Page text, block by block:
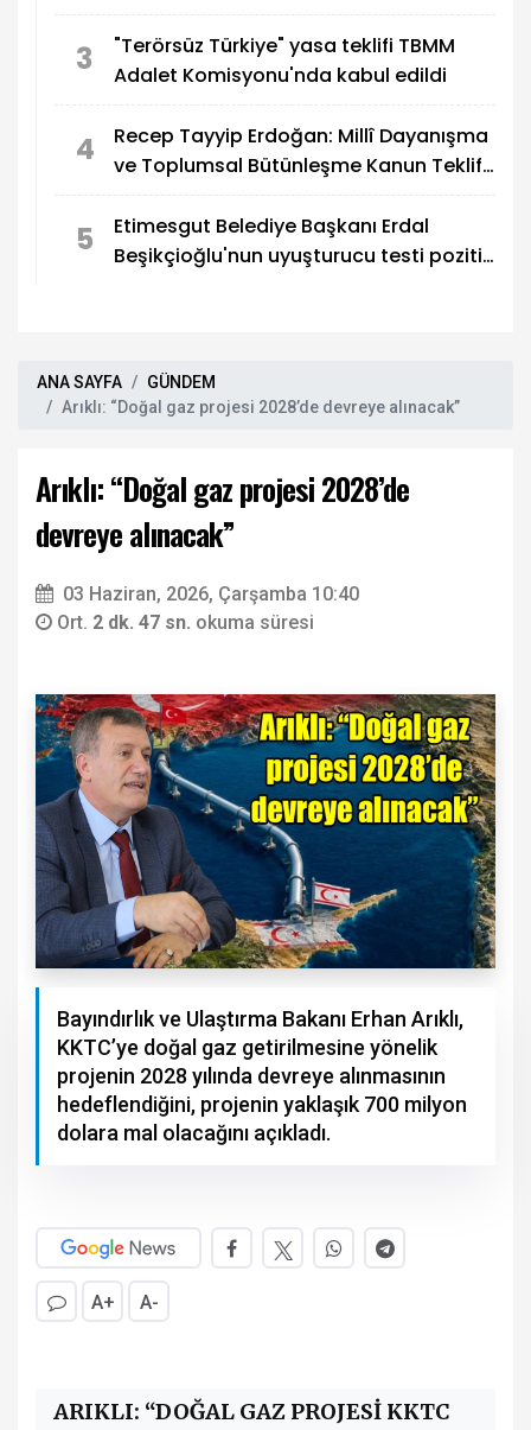
3
"Terörsüz Türkiye" yasa teklifi TBMM
Adalet Komisyonu'nda kabul edildi
4
Recep Tayyip Erdoğan: Millî Dayanışma
ve Toplumsal Bütünleşme Kanun Teklifi,
hedefliyor
5
Etimesgut Belediye Başkanı Erdal
Beşikçioğlu'nun uyuşturucu testi pozitif
ANA SAYFA
GÜNDEM
Arıklı: “Doğal gaz projesi 2028’de devreye alınacak”
Arıklı: “Doğal gaz projesi 2028’de
devreye alınacak”
03 Haziran, 2026, Çarşamba 10:40
Ort. 2 dk. 47 sn. okuma süresi
Bayındırlık ve Ulaştırma Bakanı Erhan Arıklı,
KKTC’ye doğal gaz getirilmesine yönelik
projenin 2028 yılında devreye alınmasının
hedeflendiğini, projenin yaklaşık 700 milyon
dolara mal olacağını açıkladı.
A+ A-
ARIKLI: “DOĞAL GAZ PROJESİ KKTC